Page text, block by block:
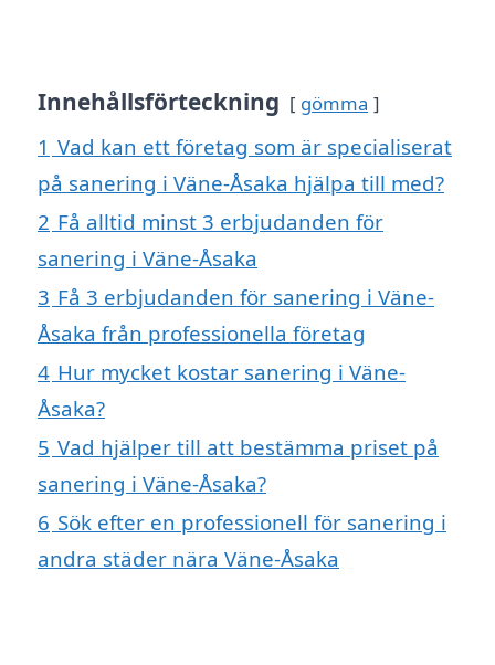
Innehållsförteckning gömma
1 Vad kan ett företag som är specialiserat
på sanering i Väne-Åsaka hjälpa till med?
2 Få alltid minst 3 erbjudanden för
sanering i Väne-Åsaka
3 Få 3 erbjudanden för sanering i Väne-
Åsaka från professionella företag
4 Hur mycket kostar sanering i Väne-
Åsaka?
5 Vad hjälper till att bestämma priset på
sanering i Väne-Åsaka?
6 Sök efter en professionell för sanering i
andra städer nära Väne-Åsaka